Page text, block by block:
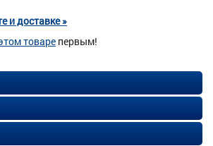
и доставке »
товаре первым!